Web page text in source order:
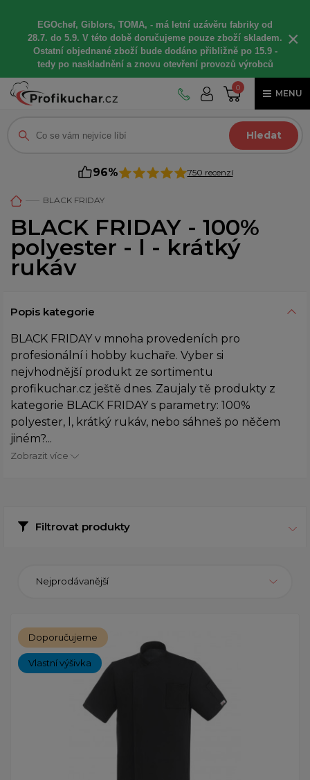
EGOchef, Giblors, TOMA, - má letní uzávěru fabriky od
28.7. do 5.9. V této době doručujeme pouze zboží skladem.
Ostatní objednané zboží bude dodáno přibližně po 15.9 -
tedy po naskladnění a znovu otevření provozů výrobců
×
0
MENU
Hledat
96% 750 recenzí
BLACK FRIDAY
BLACK FRIDAY - 100%
polyester - l - krátký
rukáv
Popis kategorie
BLACK FRIDAY v mnoha provedeních pro
profesionální i hobby kuchaře. Vyber si
nejvhodnější produkt ze sortimentu
profikuchar.cz ještě dnes. Zaujaly tě produkty z
kategorie BLACK FRIDAY s parametry: 100%
polyester, l, krátký rukáv, nebo sáhneš po něčem
jiném?...
Zobrazit více
Filtrovat produkty
Nejprodávanější
Doporučujeme
Vlastní výšivka